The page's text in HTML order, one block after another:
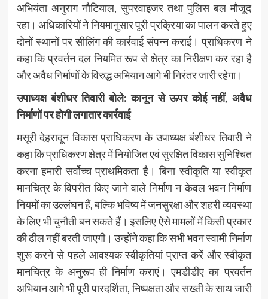
अभियंता अनुराग नौटियाल, सुपरवाइजर तथा पुलिस बल मौजूद
रहा। अधिकारियों ने नियमानुसार पूरी प्रक्रिया का पालन करते हुए
दोनों स्थानों पर सीलिंग की कार्रवाई संपन्न कराई। प्राधिकरण ने
कहा कि प्रवर्तन दल नियमित रूप से क्षेत्र का निरीक्षण कर रहा है
और अवैध निर्माणों के विरुद्ध अभियान आगे भी निरंतर जारी रहेगा।
उपाध्यक्ष बंशीधर तिवारी बोले: कानून से ऊपर कोई नहीं, अवैध
निर्माणों पर होगी लगातार कार्रवाई
मसूरी देहरादून विकास प्राधिकरण के उपाध्यक्ष बंशीधर तिवारी ने
कहा कि प्राधिकरण क्षेत्र में नियोजित एवं सुरक्षित विकास सुनिश्चित
करना हमारी सर्वोच्च प्राथमिकता है। बिना स्वीकृति या स्वीकृत
मानचित्र के विपरीत किए जाने वाले निर्माण न केवल भवन निर्माण
नियमों का उल्लंघन हैं, बल्कि भविष्य में जनसुरक्षा और शहरी व्यवस्था
के लिए भी चुनौती बन सकते हैं। इसलिए ऐसे मामलों में किसी प्रकार
की ढील नहीं बरती जाएगी। उन्होंने कहा कि सभी भवन स्वामी निर्माण
शुरू करने से पहले आवश्यक स्वीकृतियां प्राप्त करें और स्वीकृत
मानचित्र के अनुरूप ही निर्माण कराएं। एमडीडीए का प्रवर्तन
अभियान आगे भी पूरी पारदर्शिता, निष्पक्षता और सख्ती के साथ जारी